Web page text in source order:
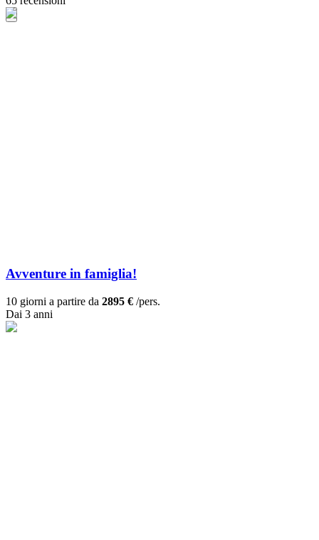
Avventure in famiglia!
10 giorni a partire da 2895 € /pers.
Dai 3 anni